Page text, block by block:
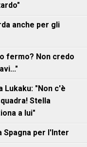
anche per gli
fermo? Non credo
Lukaku: "Non c'è
Stella
a lui"
Spagna per l'Inter